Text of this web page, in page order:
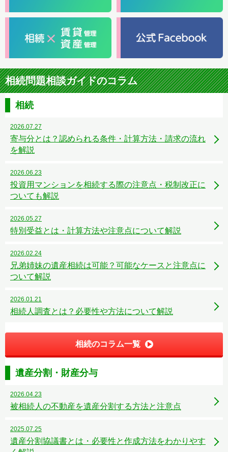
相続問題相談ガイドのコラム
相続
2026.07.27
寄与分とは？認められる条件・計算方法・請求の流れ
を解説
2026.06.23
投資用マンションを相続する際の注意点・税制改正に
ついても解説
2026.05.27
特別受益とは・計算方法や注意点について解説
2026.02.24
兄弟姉妹の遺産相続は可能？可能なケースと注意点に
ついて解説
2026.01.21
相続人調査とは？必要性や方法について解説
相続のコラム一覧
遺産分割・財産分与
2026.04.23
被相続人の不動産を遺産分割する方法と注意点
2025.07.25
遺産分割協議書とは・必要性と作成方法をわかりやす